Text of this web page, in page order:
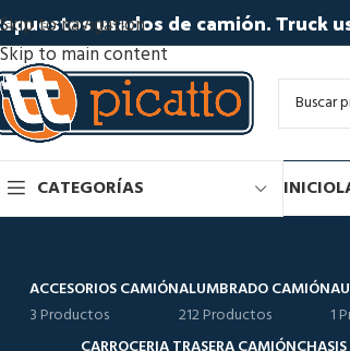
Skip to navigation
Skip to main content
usados de camión. Truck
CATEGORÍAS INICIO
ACCESORIOS CAMIÓN
3 Productos
ALUMBRADO CAMIÓN
212 Productos
1